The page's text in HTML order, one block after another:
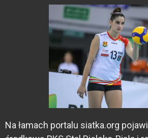
Na łamach portalu siatka.org